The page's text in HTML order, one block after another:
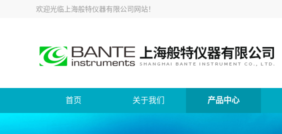
欢迎光临 上海般特仪器有限公司网站！
首页 关于我们 产品中心